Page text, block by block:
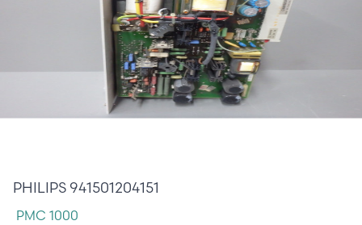
PHILIPS 941501204151
PMC 1000